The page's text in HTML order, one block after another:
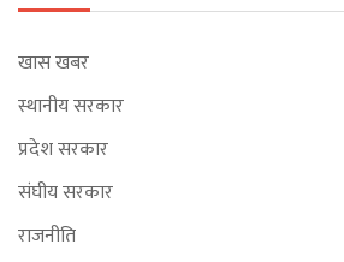
खास खबर
स्थानीय सरकार
प्रदेश सरकार
संघीय सरकार
राजनीति